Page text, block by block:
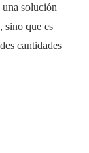
una solución
sino que es
cantidades